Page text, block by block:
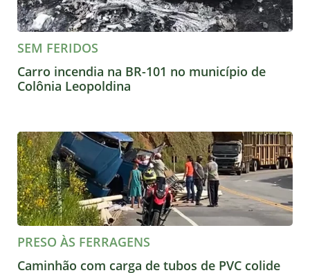
SEM FERIDOS
Carro incendia na BR-101 no município de
Colônia Leopoldina
PRESO ÀS FERRAGENS
Caminhão com carga de tubos de PVC colide